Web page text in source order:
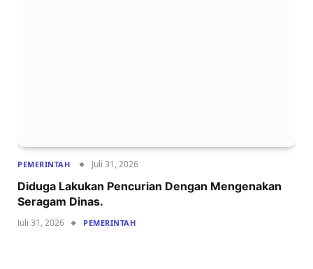
PEMERINTAH Juli 31, 2026
Diduga Lakukan Pencurian Dengan Mengenakan
Seragam Dinas.
Juli 31, 2026 PEMERINTAH